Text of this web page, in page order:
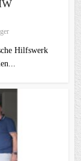
Hilfswerk